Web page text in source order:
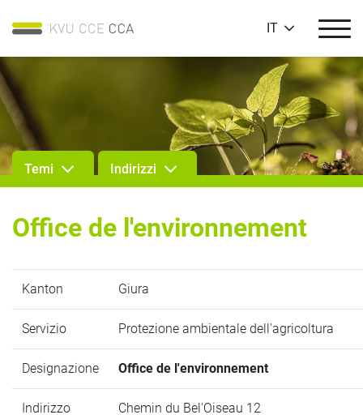
IT
Temi Indirizzi
Office de l'environnement
Kanton Giura
Servizio Protezione ambientale dell'agricoltura
Designazione Office de l'environnement
Indirizzo
Chemin du Bel'Oiseau 12